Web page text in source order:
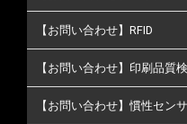
【お問い合わせ】RFID
【お問い合わせ】印刷品質
【お問い合わせ】慣性セン